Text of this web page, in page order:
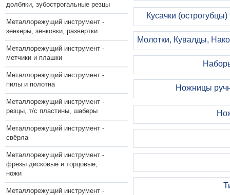
долбяки, зубострогальные резцы
Металлорежущий инструмент -
зенкеры, зенковки, развертки
Металлорежущий инструмент -
метчики и плашки
Металлорежущий инструмент -
пилы и полотна
Металлорежущий инструмент -
резцы, т/с пластины, шаберы
Металлорежущий инструмент -
свёрла
Металлорежущий инструмент -
фрезы дисковые и торцовые,
ножи
Металлорежущий инструмент -
Кусачки
Молотки, Кувалды,
Ножницы